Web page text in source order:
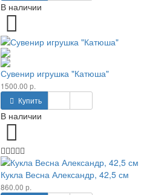
В наличии
Сувенир игрушка "Катюша"
1500.00 р.
Купить
В наличии
Кукла Весна Александр, 42,5 см
860.00 р.